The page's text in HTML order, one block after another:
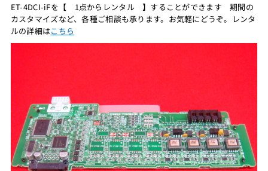
ET-4DCI-iFを【 1点からレンタル 】することができます 期間の
カスタマイズなど、各種ご相談も承ります。お気軽にどうぞ。レンタ
ルの詳細はこちら